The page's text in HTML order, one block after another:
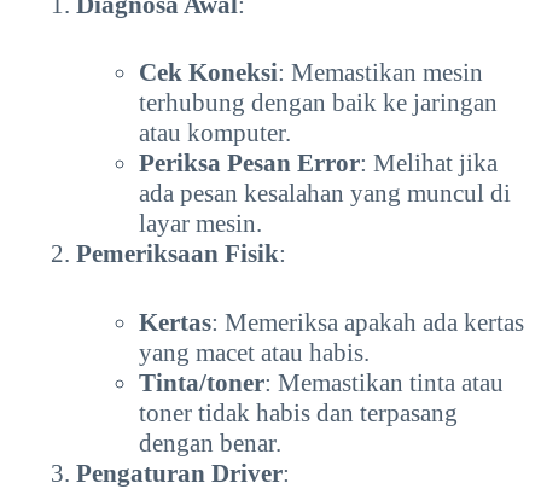
Cek Koneksi: Memastikan mesin
terhubung dengan baik ke jaringan
atau komputer.
Periksa Pesan Error: Melihat jika
ada pesan kesalahan yang muncul di
layar mesin.
Pemeriksaan Fisik:
Kertas: Memeriksa apakah ada kertas
yang macet atau habis.
Tinta/toner: Memastikan tinta atau
toner tidak habis dan terpasang
dengan benar.
Pengaturan Driver: